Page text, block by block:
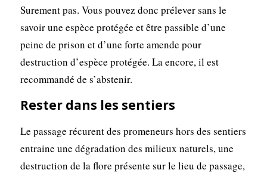
Surement pas. Vous pouvez donc prélever sans le
savoir une espèce protégée et être passible d’une
peine de prison et d’une forte amende pour
destruction d’espèce protégée. La encore, il est
recommandé de s’abstenir.
Rester dans les sentiers
Le passage récurent des promeneurs hors des sentiers
entraine une dégradation des milieux naturels, une
destruction de la flore présente sur le lieu de passage,